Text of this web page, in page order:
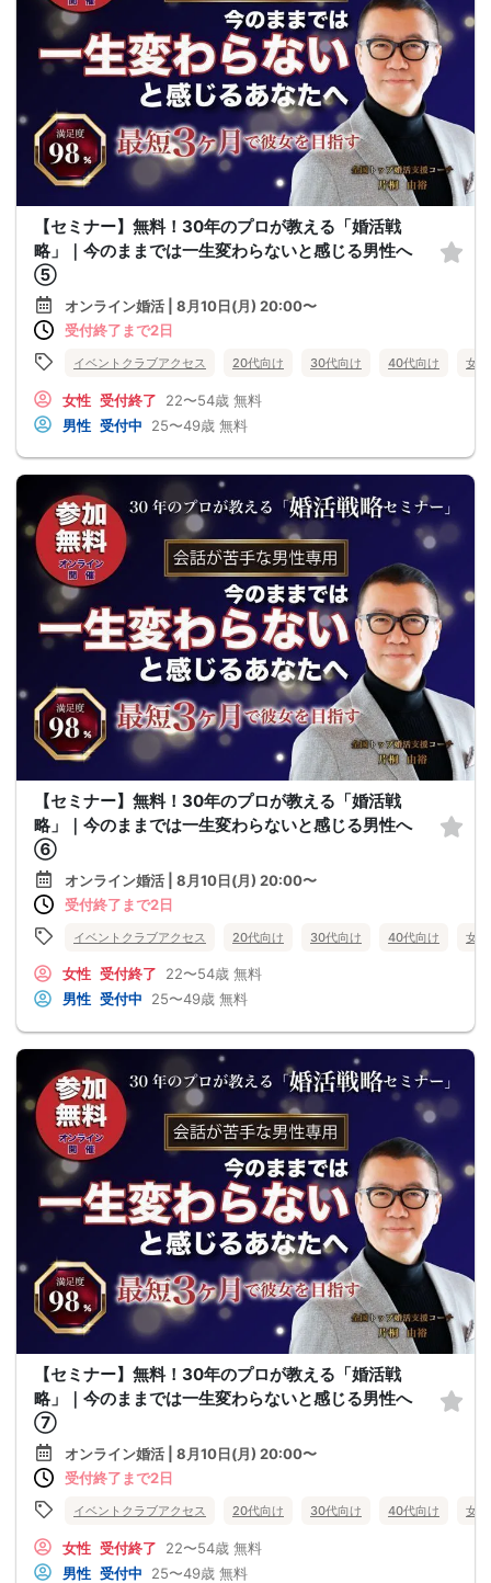
【セミナー】無料！30年のプロが教える「婚活戦
略」｜今のままでは一生変わらないと感じる男性へ
⑤
オンライン婚活 | 8月10日(月) 20:00〜
受付終了まで2日
イベントクラブアクセス 20代向け 30代向け 40代向け 女
女性 受付終了 22〜54歳 無料
男性 受付中 25〜49歳 無料
【セミナー】無料！30年のプロが教える「婚活戦
略」｜今のままでは一生変わらないと感じる男性へ
⑥
オンライン婚活 | 8月10日(月) 20:00〜
受付終了まで2日
イベントクラブアクセス 20代向け 30代向け 40代向け 女
女性 受付終了 22〜54歳 無料
男性 受付中 25〜49歳 無料
【セミナー】無料！30年のプロが教える「婚活戦
略」｜今のままでは一生変わらないと感じる男性へ
⑦
オンライン婚活 | 8月10日(月) 20:00〜
受付終了まで2日
イベントクラブアクセス 20代向け 30代向け 40代向け 女
女性 受付終了 22〜54歳 無料
男性 受付中 25〜49歳 無料